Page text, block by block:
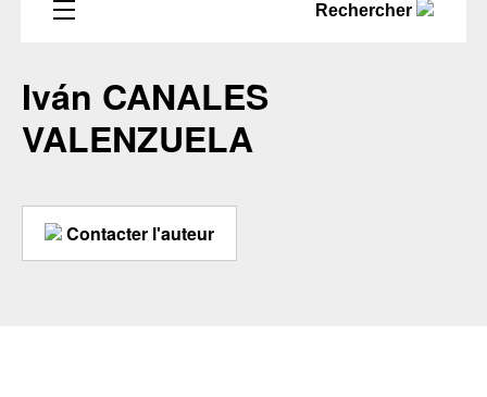
Rechercher
Iván CANALES
VALENZUELA
Contacter l'auteur